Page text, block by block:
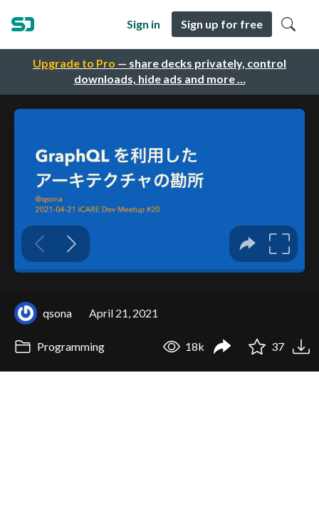
Upgrade to Pro — share decks privately, control
downloads, hide ads and more …
Sign in Sign up for free
qsona April 21, 2021
Programming 18k 37